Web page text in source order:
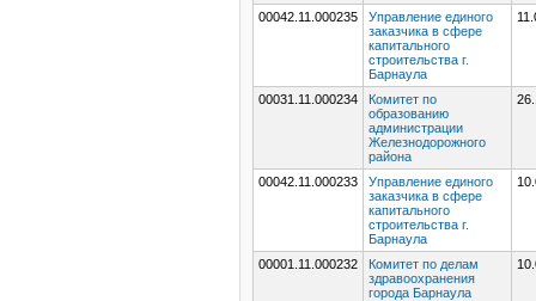
00042.11.000235
Управление единого
заказчика в сфере
капитального
строительства г.
Барнаула
00031.11.000234
Комитет по
образованию
администрации
Железнодорожного
района
00042.11.000233
Управление единого
заказчика в сфере
капитального
строительства г.
Барнаула
00001.11.000232
Комитет по делам
здравоохранения
города Барнаула